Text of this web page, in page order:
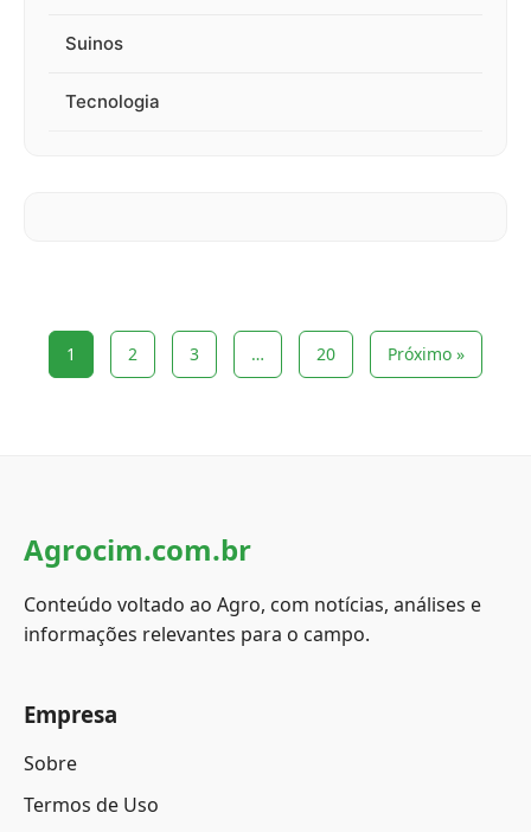
Suinos
Tecnologia
1 2 3 … 20 Próximo »
Agrocim.com.br
Conteúdo voltado ao Agro, com notícias, análises e
informações relevantes para o campo.
Empresa
Sobre
Termos de Uso